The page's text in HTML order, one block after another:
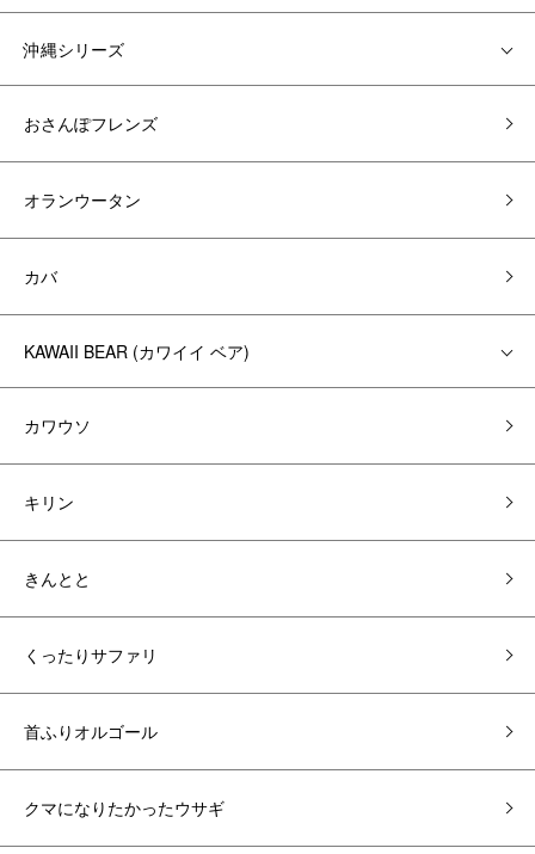
沖縄シリーズ
おさんぽフレンズ
オランウータン
カバ
KAWAII BEAR (カワイイ ベア)
カワウソ
キリン
きんとと
くったりサファリ
首ふりオルゴール
クマになりたかったウサギ